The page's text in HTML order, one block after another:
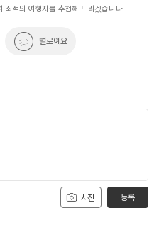
최적의 여행지를 추천해 드리겠습니다.
별로예요
사진 등록